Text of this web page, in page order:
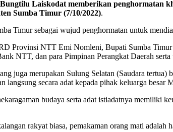
Laiskodat memberikan penghormatan
Sumba Timur (7/10/2022).
Timur sebagai wujud penghormatan untuk
Provinsi NTT Emi Nomleni, Bupati Sumba
NTT, dan para Pimpinan Perangkat Daerah
juga merupakan Sulung Selatan (Saudara
secara adat kepada pihak keluarga besar
budaya serta adat istiadatnya memiliki
rakyat biasa, pemakaman orang mati adalah